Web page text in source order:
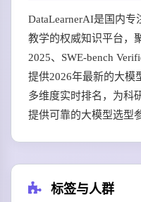
DataLearnerAI是国内
教学的权威知识平台，
2025、SWE-bench
提供2026年最新的大模
多维度实时排名，为科
提供可靠的大模型选型
标签与人群